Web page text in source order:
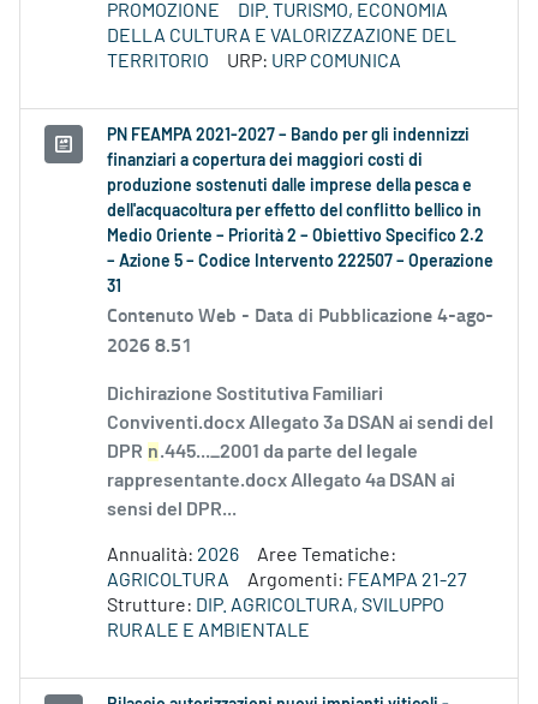
PROMOZIONE
DIP. TURISMO, ECONOMIA
DELLA CULTURA E VALORIZZAZIONE DEL
TERRITORIO
URP: URP COMUNICA
PN FEAMPA 2021-2027 – Bando per gli indennizzi
finanziari a copertura dei maggiori costi di
produzione sostenuti dalle imprese della pesca e
dell'acquacoltura per effetto del conflitto bellico in
Medio Oriente – Priorità 2 – Obiettivo Specifico 2.2
– Azione 5 – Codice Intervento 222507 – Operazione
31
Contenuto Web - Data di Pubblicazione 4-ago-
2026 8.51
Dichirazione Sostitutiva Familiari
Conviventi.docx Allegato 3a DSAN ai sendi del
DPR n.445..._2001 da parte del legale
rappresentante.docx Allegato 4a DSAN ai
sensi del DPR...
Annualità: 2026
Aree Tematiche:
AGRICOLTURA
Argomenti: FEAMPA 21-27
Strutture: DIP. AGRICOLTURA, SVILUPPO
RURALE E AMBIENTALE